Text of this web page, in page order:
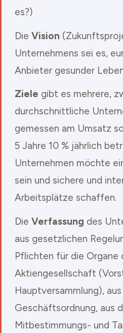
es?)
Die Vision
Unternehmens sei es,
Anbieter gesunder
Ziele gibt es mehrere,
durchschnittliche
gemessen am Umsatz
5 Jahre 10 % jährlich
Unternehmen möchte
sein und sichere und
Arbeitsplätze schaffen.
Die Verfassung des
aus gesetzlichen
Pflichten für die Organe
Aktiengesellschaft
Hauptversammlung),
Geschäftsordnung, aus
Mitbestimmungs- und